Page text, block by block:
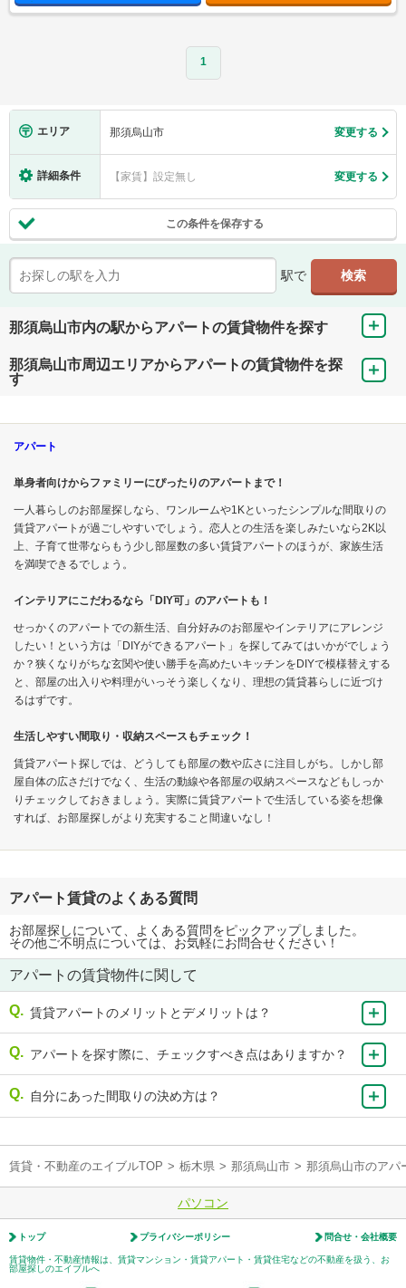
1
エリア 那須烏山市 変更する
詳細条件 【家賃】設定無し 変更する
この条件を保存する
駅で
那須烏山市内の駅からアパートの賃貸物件を探す
那須烏山市周辺エリアからアパートの賃貸物件を探
す
アパート
単身者向けからファミリーにぴったりのアパートまで！
一人暮らしのお部屋探しなら、ワンルームや1Kといったシンプルな間取りの
賃貸アパートが過ごしやすいでしょう。恋人との生活を楽しみたいなら2K以
上、子育て世帯ならもう少し部屋数の多い賃貸アパートのほうが、家族生活
を満喫できるでしょう。
インテリアにこだわるなら「DIY可」のアパートも！
せっかくのアパートでの新生活、自分好みのお部屋やインテリアにアレンジ
したい！という方は「DIYができるアパート」を探してみてはいかがでしょう
か？狭くなりがちな玄関や使い勝手を高めたいキッチンをDIYで模様替えする
と、部屋の出入りや料理がいっそう楽しくなり、理想の賃貸暮らしに近づけ
るはずです。
生活しやすい間取り・収納スペースもチェック！
賃貸アパート探しでは、どうしても部屋の数や広さに注目しがち。しかし部
屋自体の広さだけでなく、生活の動線や各部屋の収納スペースなどもしっか
りチェックしておきましょう。実際に賃貸アパートで生活している姿を想像
すれば、お部屋探しがより充実すること間違いなし！
アパート賃貸のよくある質問
お部屋探しについて、よくある質問をピックアップしました。
その他ご不明点については、お気軽にお問合せください！
アパートの賃貸物件に関して
賃貸アパートのメリットとデメリットは？
アパートを探す際に、チェックすべき点はありますか？
自分にあった間取りの決め方は？
賃貸・不動産のエイブルTOP > 栃木県 > 那須烏山市 > 那須烏山市のアパ
パソコン
トップ プライバシーポリシー 問合せ・会社概要
賃貸物件・不動産情報は、賃貸マンション・賃貸アパート・賃貸住宅などの不動産を扱う、お
部屋探しのエイブルへ